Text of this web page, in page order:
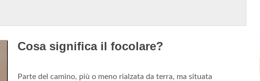
Cosa significa il focolare?
Parte del camino, più o meno rialzata da terra, ma situata